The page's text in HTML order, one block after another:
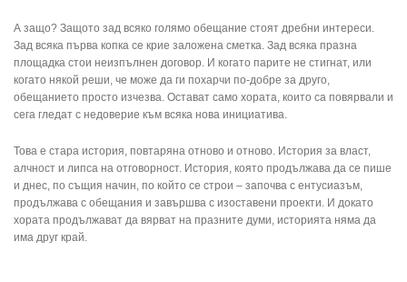
А защо? Защото зад всяко голямо обещание стоят дребни интереси.
Зад всяка първа копка се крие заложена сметка. Зад всяка празна
площадка стои неизпълнен договор. И когато парите не стигнат, или
когато някой реши, че може да ги похарчи по-добре за друго,
обещанието просто изчезва. Остават само хората, които са повярвали и
сега гледат с недоверие към всяка нова инициатива.
Това е стара история, повтаряна отново и отново. История за власт,
алчност и липса на отговорност. История, която продължава да се пише
и днес, по същия начин, по който се строи – започва с ентусиазъм,
продължава с обещания и завършва с изоставени проекти. И докато
хората продължават да вярват на празните думи, историята няма да
има друг край.